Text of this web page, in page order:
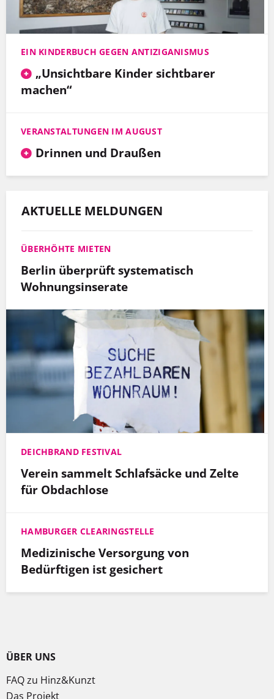
EIN KINDERBUCH GEGEN ANTIZIGANISMUS
„Unsichtbare Kinder sichtbarer
machen“
VERANSTALTUNGEN IM AUGUST
Drinnen und Draußen
AKTUELLE MELDUNGEN
ÜBERHÖHTE MIETEN
Berlin überprüft systematisch
Wohnungsinserate
DEICHBRAND FESTIVAL
Verein sammelt Schlafsäcke und Zelte
für Obdachlose
HAMBURGER CLEARINGSTELLE
Medizinische Versorgung von
Bedürftigen ist gesichert
ÜBER UNS
FAQ zu Hinz&Kunzt
Das Projekt